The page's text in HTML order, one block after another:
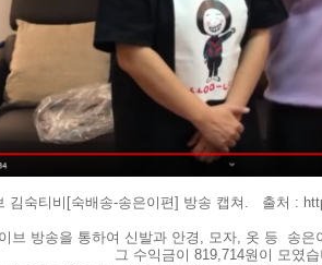
김숙티비[숙배송-송은이편] 방송 캡쳐. 출처 :
브 방송을 통하여 신발과 안경, 모자, 옷 등 송은
그 수익금이 819,714원이 모였습